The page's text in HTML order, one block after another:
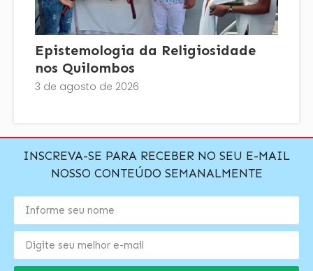
Epistemologia da Religiosidade
nos Quilombos
3 de agosto de 2026
INSCREVA-SE PARA RECEBER NO SEU E-MAIL
NOSSO CONTEÚDO SEMANALMENTE